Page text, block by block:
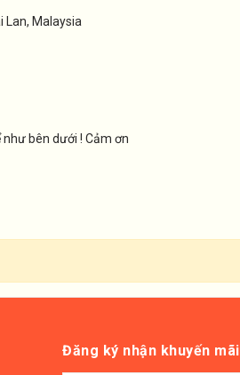
Lan, Malaysia
bên dưới ! Cảm ơn
Đăng ký nhận khuyến mãi